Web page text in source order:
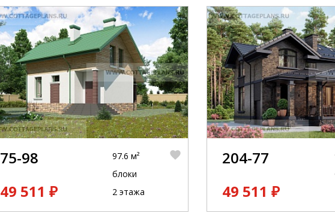
75-98
49 511 ₽
97.6 м²
блоки
2 этажа
204-77
49 511 ₽